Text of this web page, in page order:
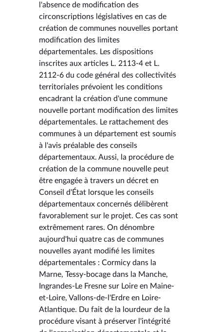
l'absence de modification des
circonscriptions législatives en cas de
création de communes nouvelles portant
modification des limites
départementales. Les dispositions
inscrites aux articles L. 2113-4 et L.
2112-6 du code général des collectivités
territoriales prévoient les conditions
encadrant la création d'une commune
nouvelle portant modification des limites
départementales. Le rattachement des
communes à un département est soumis
à l'avis préalable des conseils
départementaux. Aussi, la procédure de
création de la commune nouvelle peut
être engagée à travers un décret en
Conseil d'État lorsque les conseils
départementaux concernés délibèrent
favorablement sur le projet. Ces cas sont
extrêmement rares. On dénombre
aujourd'hui quatre cas de communes
nouvelles ayant modifié les limites
départementales : Cormicy dans la
Marne, Tessy-bocage dans la Manche,
Ingrandes-Le Fresne sur Loire en Maine-
et-Loire, Vallons-de-l'Erdre en Loire-
Atlantique. Du fait de la lourdeur de la
procédure visant à préserver l'intégrité